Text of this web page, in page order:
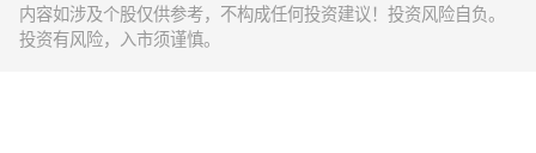
内容如涉及个股仅供参考，不构成任何投资建议！投资风险自负。
投资有风险，入市须谨慎。